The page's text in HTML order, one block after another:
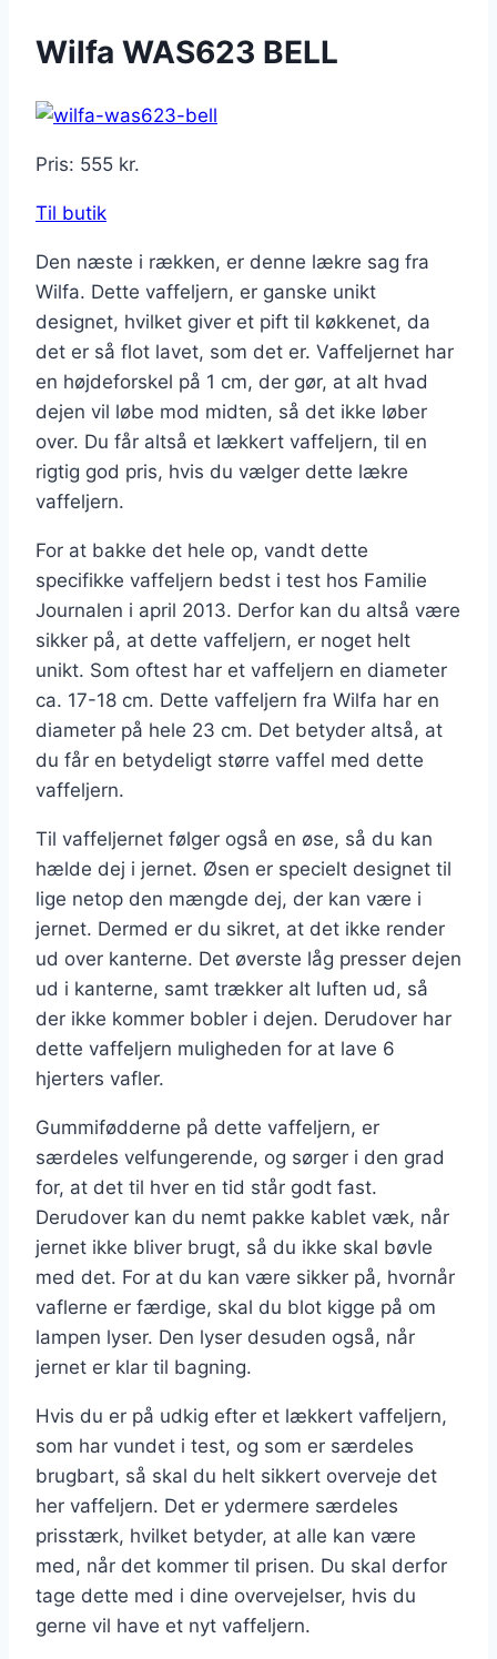
Wilfa WAS623 BELL
Pris: 555 kr.
Til butik
Den næste i rækken, er denne lækre sag fra
Wilfa. Dette vaffeljern, er ganske unikt
designet, hvilket giver et pift til køkkenet, da
det er så flot lavet, som det er. Vaffeljernet har
en højdeforskel på 1 cm, der gør, at alt hvad
dejen vil løbe mod midten, så det ikke løber
over. Du får altså et lækkert vaffeljern, til en
rigtig god pris, hvis du vælger dette lækre
vaffeljern.
For at bakke det hele op, vandt dette
specifikke vaffeljern bedst i test hos Familie
Journalen i april 2013. Derfor kan du altså være
sikker på, at dette vaffeljern, er noget helt
unikt. Som oftest har et vaffeljern en diameter
ca. 17-18 cm. Dette vaffeljern fra Wilfa har en
diameter på hele 23 cm. Det betyder altså, at
du får en betydeligt større vaffel med dette
vaffeljern.
Til vaffeljernet følger også en øse, så du kan
hælde dej i jernet. Øsen er specielt designet til
lige netop den mængde dej, der kan være i
jernet. Dermed er du sikret, at det ikke render
ud over kanterne. Det øverste låg presser dejen
ud i kanterne, samt trækker alt luften ud, så
der ikke kommer bobler i dejen. Derudover har
dette vaffeljern muligheden for at lave 6
hjerters vafler.
Gummifødderne på dette vaffeljern, er
særdeles velfungerende, og sørger i den grad
for, at det til hver en tid står godt fast.
Derudover kan du nemt pakke kablet væk, når
jernet ikke bliver brugt, så du ikke skal bøvle
med det. For at du kan være sikker på, hvornår
vaflerne er færdige, skal du blot kigge på om
lampen lyser. Den lyser desuden også, når
jernet er klar til bagning.
Hvis du er på udkig efter et lækkert vaffeljern,
som har vundet i test, og som er særdeles
brugbart, så skal du helt sikkert overveje det
her vaffeljern. Det er ydermere særdeles
prisstærk, hvilket betyder, at alle kan være
med, når det kommer til prisen. Du skal derfor
tage dette med i dine overvejelser, hvis du
gerne vil have et nyt vaffeljern.